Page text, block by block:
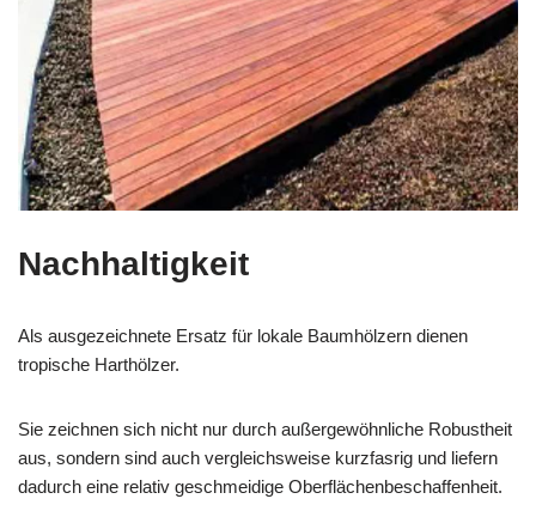
Nachhaltigkeit
Als ausgezeichnete Ersatz für lokale Baumhölzern dienen
tropische Harthölzer.
Sie zeichnen sich nicht nur durch außergewöhnliche Robustheit
aus, sondern sind auch vergleichsweise kurzfasrig und liefern
dadurch eine relativ geschmeidige Oberflächenbeschaffenheit.